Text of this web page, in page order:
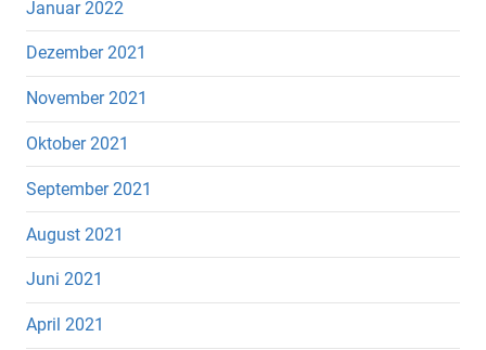
Januar 2022
Dezember 2021
November 2021
Oktober 2021
September 2021
August 2021
Juni 2021
April 2021